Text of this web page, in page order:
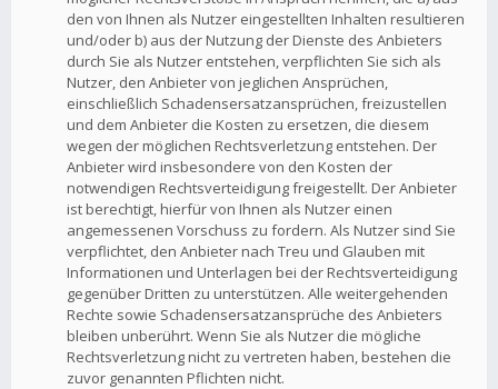
den von Ihnen als Nutzer eingestellten Inhalten resultieren
und/oder b) aus der Nutzung der Dienste des Anbieters
durch Sie als Nutzer entstehen, verpflichten Sie sich als
Nutzer, den Anbieter von jeglichen Ansprüchen,
einschließlich Schadensersatzansprüchen, freizustellen
und dem Anbieter die Kosten zu ersetzen, die diesem
wegen der möglichen Rechtsverletzung entstehen. Der
Anbieter wird insbesondere von den Kosten der
notwendigen Rechtsverteidigung freigestellt. Der Anbieter
ist berechtigt, hierfür von Ihnen als Nutzer einen
angemessenen Vorschuss zu fordern. Als Nutzer sind Sie
verpflichtet, den Anbieter nach Treu und Glauben mit
Informationen und Unterlagen bei der Rechtsverteidigung
gegenüber Dritten zu unterstützen. Alle weitergehenden
Rechte sowie Schadensersatzansprüche des Anbieters
bleiben unberührt. Wenn Sie als Nutzer die mögliche
Rechtsverletzung nicht zu vertreten haben, bestehen die
zuvor genannten Pflichten nicht.